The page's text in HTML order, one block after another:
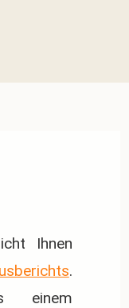
Ihnen
.
einem